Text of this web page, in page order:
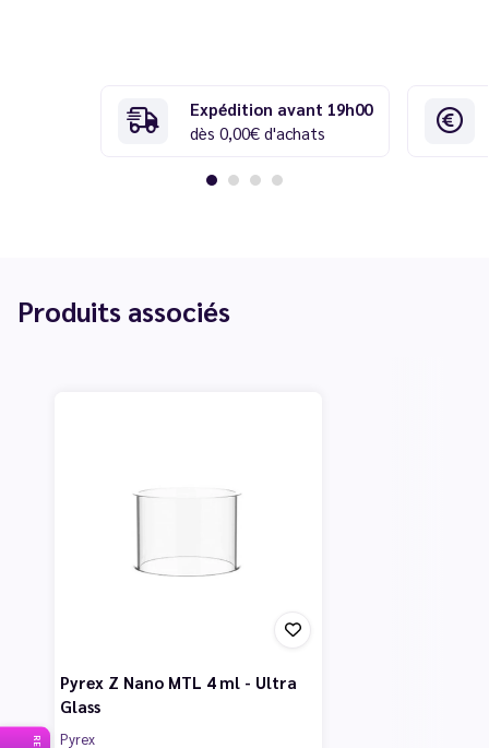
Expédition avant 19h00
dès 0,00€ d'achats
Produits associés
Pyrex Z Nano MTL 4 ml - Ultra
Glass
Pyrex